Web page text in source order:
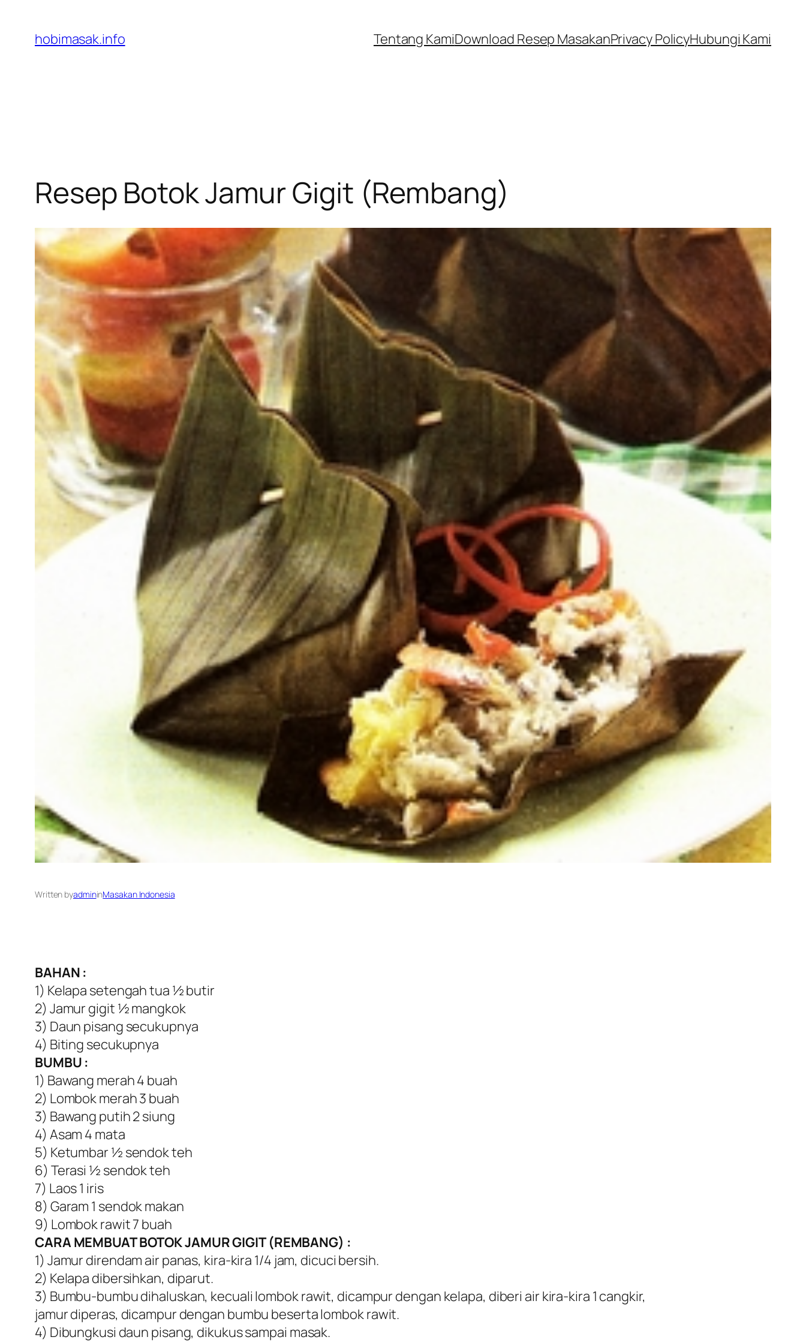
content
hobimasak.info Tentang KamiDownload Resep MasakanPrivacy PolicyHubungi Kami
Resep Botok Jamur Gigit (Rembang)
Written byadmininMasakan Indonesia
BAHAN :
1) Kelapa setengah tua ½ butir
2) Jamur gigit ½ mangkok
3) Daun pisang secukupnya
4) Biting secukupnya
BUMBU :
1) Bawang merah 4 buah
2) Lombok merah 3 buah
3) Bawang putih 2 siung
4) Asam 4 mata
5) Ketumbar ½ sendok teh
6) Terasi ½ sendok teh
7) Laos 1 iris
8) Garam 1 sendok makan
9) Lombok rawit 7 buah
CARA MEMBUAT BOTOK JAMUR GIGIT (REMBANG) :
1) Jamur direndam air panas, kira-kira 1/4 jam, dicuci bersih.
2) Kelapa dibersihkan, diparut.
3) Bumbu-bumbu dihaluskan, kecuali lombok rawit, dicampur dengan kelapa, diberi air kira-kira 1 cangkir,
jamur diperas, dicampur dengan bumbu beserta lombok rawit.
4) Dibungkusi daun pisang, dikukus sampai masak.